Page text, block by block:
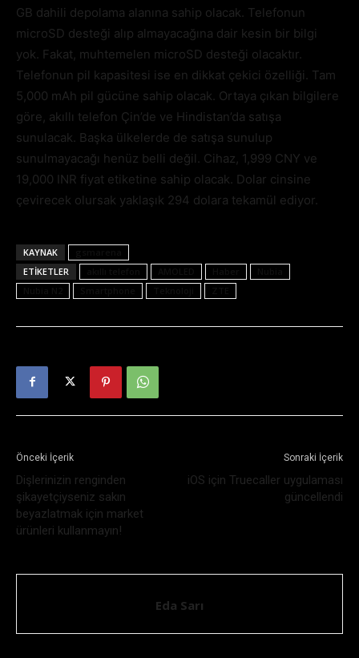
GB dahili depolama alanına sahip olacak. Telefonun
microSD desteği alıp almayacağına dair kesin bir bilgi
yok. Fakat, muhtemelen microSD desteği olacaktır.
Telefonun pil kapasitesi ise en dikkat çekici özelliği. Tam
5,000 mAh pil gücüne sahip olacak. Ortaya çıkan bilgilere
göre, akıllı telefon Çin’de ve Hindistan’da satışa
sunulacak. Başka ülkelerde de satışa sunulup
sunulmayacağı henüz belli değil. Cihaz, 1,999 CNY ve
19,000 INR fiyat etiketine sahip olacak. Dolar cinsine
çevirecek olursak yaklaşık 294 dolara tekamül ediyor.
KAYNAK
ETIKETLER
Önceki İçerik
Dişlerinizin renginden
şikayetçiyseniz sakın
beyazlatmak için market
ürünleri kullanmayın!
Sonraki İçerik
iOS için Truecaller uygulaması
güncellendi
Eda Sarı